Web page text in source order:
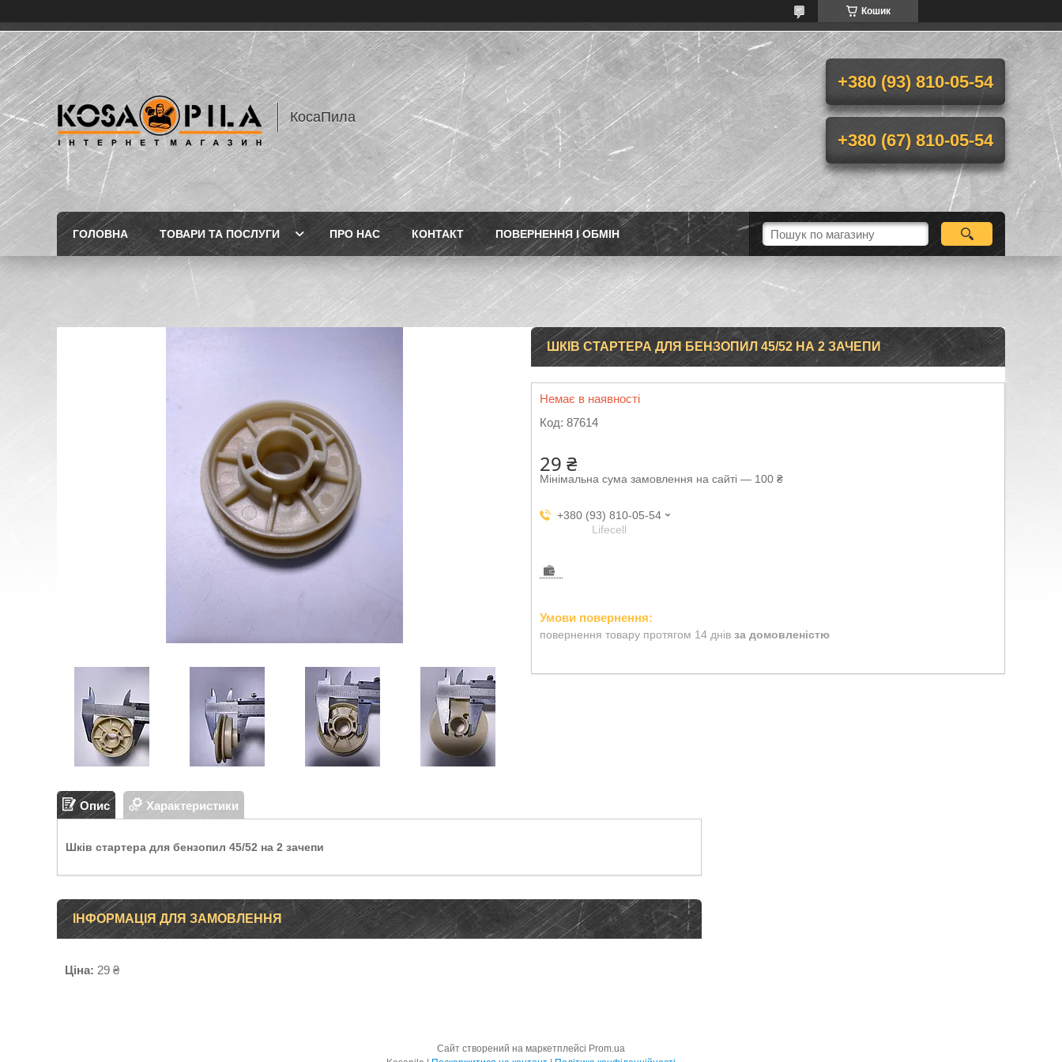
Кошик
КосаПила
+380 (93) 810-05-54
+380 (67) 810-05-54
ГОЛОВНА ТОВАРИ ТА ПОСЛУГИ ПРО НАС КОНТАКТ ПОВЕРНЕННЯ І ОБМІН
ШКІВ СТАРТЕРА ДЛЯ БЕНЗОПИЛ 45/52 НА 2 ЗАЧЕПИ
Немає в наявності
Код: 87614
29 ₴
Мінімальна сума замовлення на сайті — 100 ₴
+380 (93) 810-05-54
Lifecell
повернення товару протягом 14 днів за домовленістю
Опис Характеристики
Шків стартера для бензопил 45/52 на 2 зачепи
ІНФОРМАЦІЯ ДЛЯ ЗАМОВЛЕННЯ
Ціна: 29 ₴
Сайт створений на маркетплейсі Prom.ua